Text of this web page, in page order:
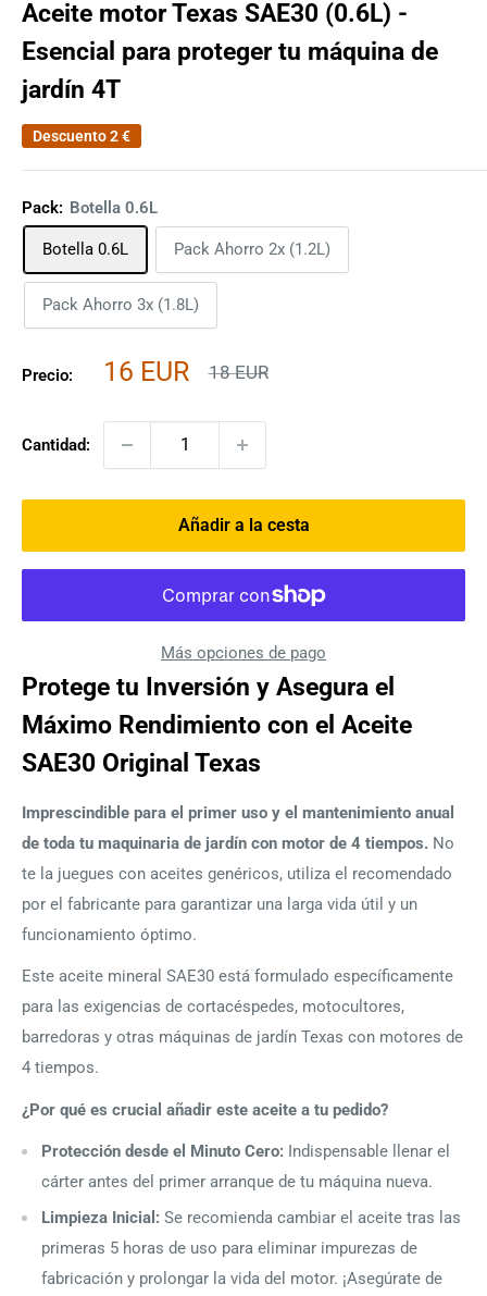
Aceite motor Texas SAE30 (0.6L) -
Esencial para proteger tu máquina de
jardín 4T
Descuento2 €
Pack: Botella 0.6L
Botella 0.6L Pack Ahorro 2x (1.2L)
Pack Ahorro 3x (1.8L)
Precio:
Precio
venta
16 EUR
Precio
18 EUR
Cantidad:
Añadir a la cesta
Más opciones de pago
Protege tu Inversión y Asegura el
Máximo Rendimiento con el Aceite
SAE30 Original Texas
Imprescindible para el primer uso y el mantenimiento anual
de toda tu maquinaria de jardín con motor de 4 tiempos. No
te la juegues con aceites genéricos, utiliza el recomendado
por el fabricante para garantizar una larga vida útil y un
funcionamiento óptimo.
Este aceite mineral SAE30 está formulado específicamente
para las exigencias de cortacéspedes, motocultores,
barredoras y otras máquinas de jardín Texas con motores de
4 tiempos.
¿Por qué es crucial añadir este aceite a tu pedido?
Protección desde el Minuto Cero: Indispensable llenar el
cárter antes del primer arranque de tu máquina nueva.
Limpieza Inicial: Se recomienda cambiar el aceite tras las
primeras 5 horas de uso para eliminar impurezas de
fabricación y prolongar la vida del motor. ¡Asegúrate de